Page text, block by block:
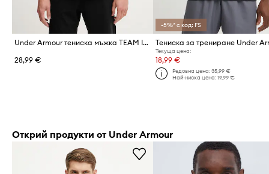
Under Armour тениска мъжка TEAM ISSUE WORDMARK
28,99 €
-5%* с код: FS
Текуща цена:
18,99 €
Редовна цена: 35,99 €
Най-ниска цена: 19,99 €
Открий продукти от Under Armour